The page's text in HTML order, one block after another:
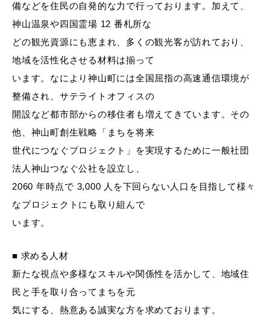
備などを住民の自発的な力で行っております。加えて、
神山温泉や四国霊場 12 番札所な
どの観光資源にも恵まれ、多くの観光客が訪れており、
地域を活性化させる材料は揃って
います。なにより神山町には全国屈指の高速通信環境が
整備され、サテライトオフィスの
開設など都市部からの移住者も増えてきています。その
他、神山町創生戦略「まちを将来
世代につなぐプロジェクト」を実現するために一般社団
法人神山つなぐ公社を設立し、
2060 年時点で 3,000 人を下回らない人口を目指して様々
なプロジェクトにも取り組んで
います。
■ 求める人材
新たな視点や多様なスキルや関係性を活かして、地域住
民と手を取り合ってまちを元
気にする、熱意ある誠実な方を求めております。